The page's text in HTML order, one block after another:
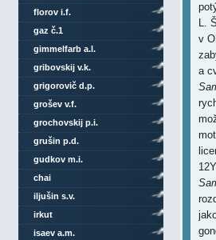
L.
v
a
florov i.f.
gaz č.1
gimmelfarb a.l.
gribovskij v.k.
grigorovič d.p.
grošev v.f.
grochovskij p.i.
grušin p.d.
gudkov m.i.
chai
iljušin s.v.
irkut
isaev a.m.